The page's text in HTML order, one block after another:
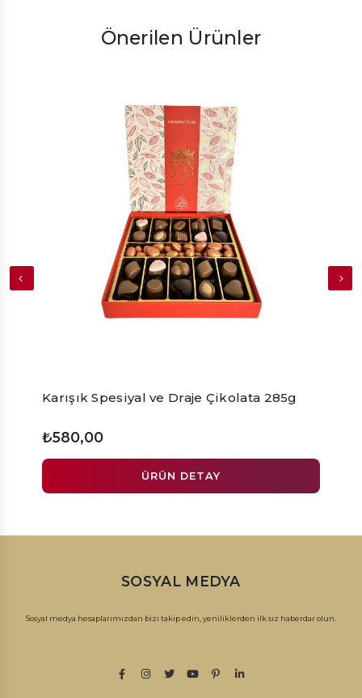
Önerilen Ürünler
Karışık Spesiyal ve Draje Çikolata 285g
₺580,00
ÜRÜN DETAY
SOSYAL MEDYA
Sosyal medya hesaplarımızdan bizi takip edin, yeniliklerden ilk siz haberdar olun.